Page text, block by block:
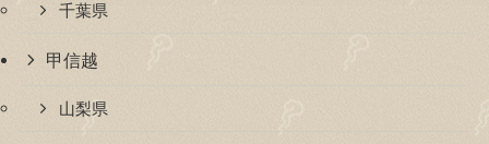
千葉県
甲信越
山梨県